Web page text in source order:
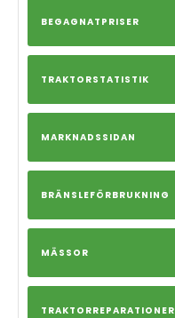
BEGAGNATPRISER
TRAKTORSTATISTIK
MARKNADSSIDAN
BRÄNSLEFÖRBRUKNING
MÄSSOR
TRAKTORREPARATIONER